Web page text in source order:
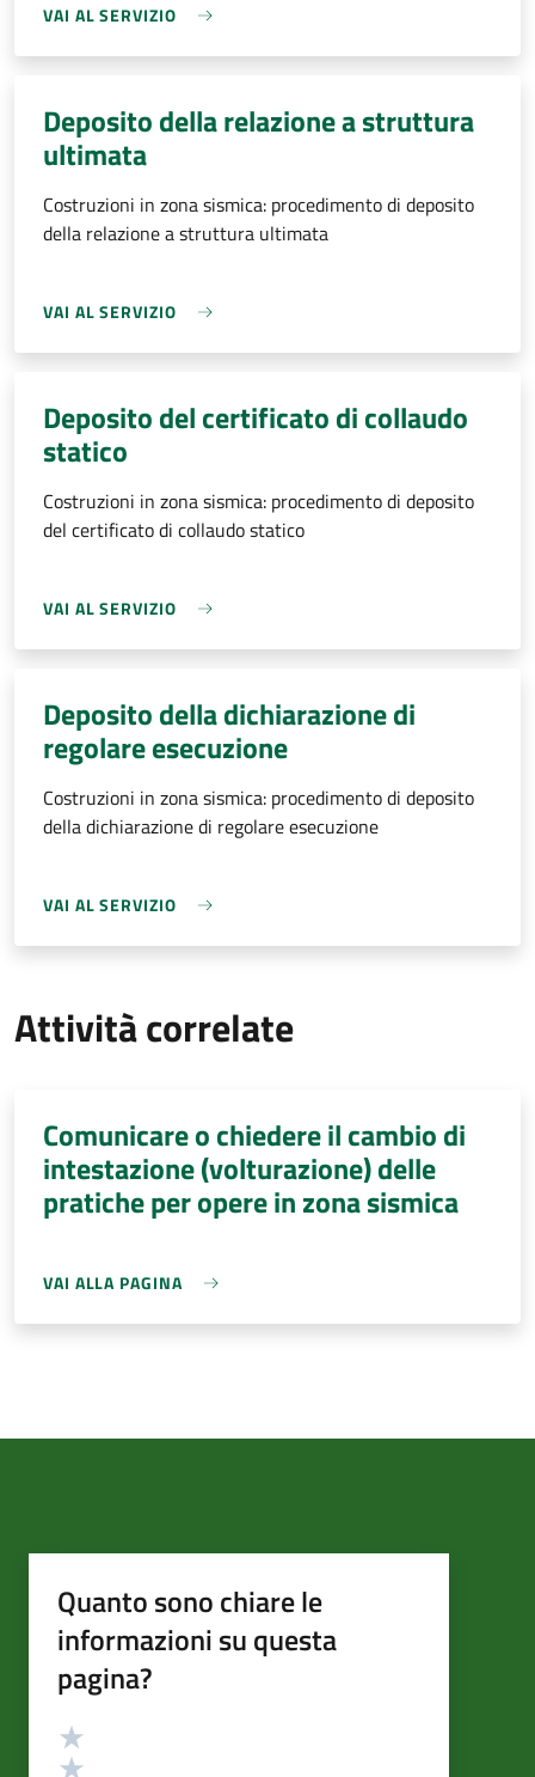
VAI AL SERVIZIO
Deposito della relazione a struttura
ultimata
Costruzioni in zona sismica: procedimento di deposito
della relazione a struttura ultimata
VAI AL SERVIZIO
Deposito del certificato di collaudo
statico
Costruzioni in zona sismica: procedimento di deposito
del certificato di collaudo statico
VAI AL SERVIZIO
Deposito della dichiarazione di
regolare esecuzione
Costruzioni in zona sismica: procedimento di deposito
della dichiarazione di regolare esecuzione
VAI AL SERVIZIO
Attività correlate
Comunicare o chiedere il cambio di
intestazione (volturazione) delle
pratiche per opere in zona sismica
VAI ALLA PAGINA
Quanto sono chiare le
informazioni su questa
pagina?
Valutazione